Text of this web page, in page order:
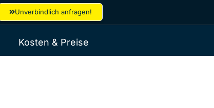
Unverbindlich anfragen!
Kosten & Preise